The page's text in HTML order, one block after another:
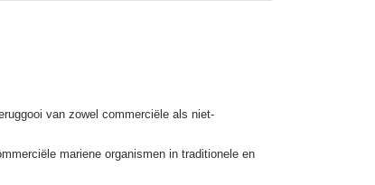
van zowel commerciële als niet-
mariene organismen in traditionele en